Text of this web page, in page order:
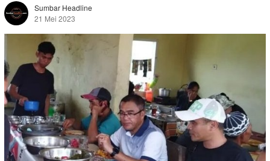
Sumbar Headline
21 Mei 2023